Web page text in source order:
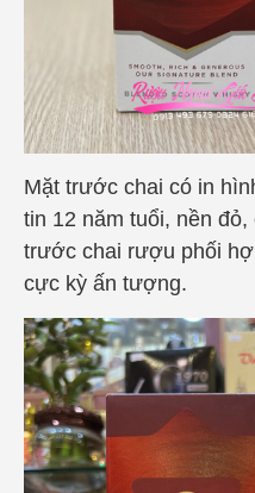
Mặt trước chai có in
tin 12 năm tuổi, nền
trước chai rượu phối
cực kỳ ấn tượng.